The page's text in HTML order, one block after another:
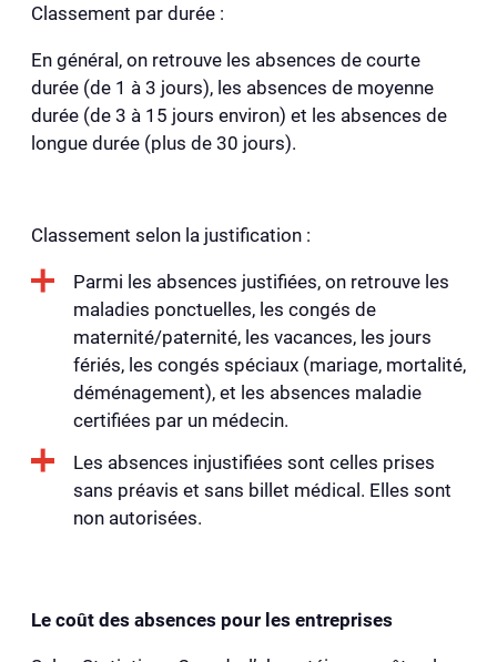
Classement par durée :
En général, on retrouve les absences de courte
durée (de 1 à 3 jours), les absences de moyenne
durée (de 3 à 15 jours environ) et les absences de
longue durée (plus de 30 jours).
Classement selon la justification :
Parmi les absences justifiées, on retrouve les
maladies ponctuelles, les congés de
maternité/paternité, les vacances, les jours
fériés, les congés spéciaux (mariage, mortalité,
déménagement), et les absences maladie
certifiées par un médecin.
Les absences injustifiées sont celles prises
sans préavis et sans billet médical. Elles sont
non autorisées.
Le coût des absences pour les entreprises